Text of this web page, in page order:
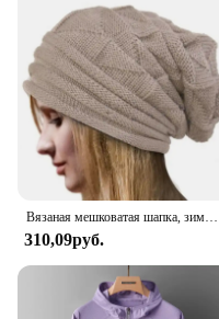
Вязаная мешковатая шапка, зимняя шапка оверсайз, лыжная шапка с напуском, шапочки, облегающие шапки, женские и мужские зимние шерстяные шапки унисекс
310,09руб.